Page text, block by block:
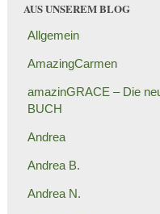
AUS UNSEREM BLOG
Allgemein
AmazingCarmen
amazinGRACE – Die
BUCH
Andrea
Andrea B.
Andrea N.